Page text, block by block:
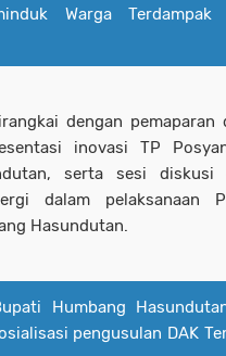
Warga Terdampak
dengan pemaparan
inovasi TP
serta sesi
dalam pelaksanaan
Hasundutan.
Humbang
pengusulan DAK